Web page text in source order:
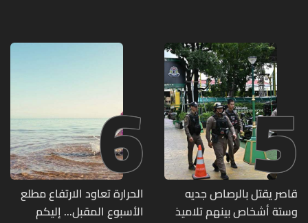
وقع ضحيّة أعماله؟
5
قاصر يقتل بالرصاص جديه
وستة أشخاص بينهم تلاميذ
6
الحرارة تعاود الارتفاع مطلع
الأسبوع المقبل... إليكم